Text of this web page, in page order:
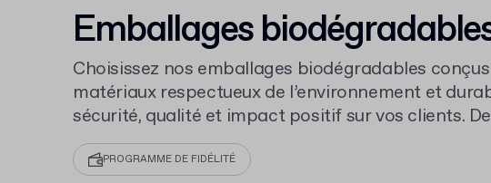
Emballages
Choisissez nos emballages biodégradables
matériaux respectueux de l’environnement et
sécurité, qualité et impact positif sur vos clients.
biodégradable standard aux options sur mesure,
personnalisables offrent flexibilité, qualité et
PROGRAMME DE FIDÉLITÉ